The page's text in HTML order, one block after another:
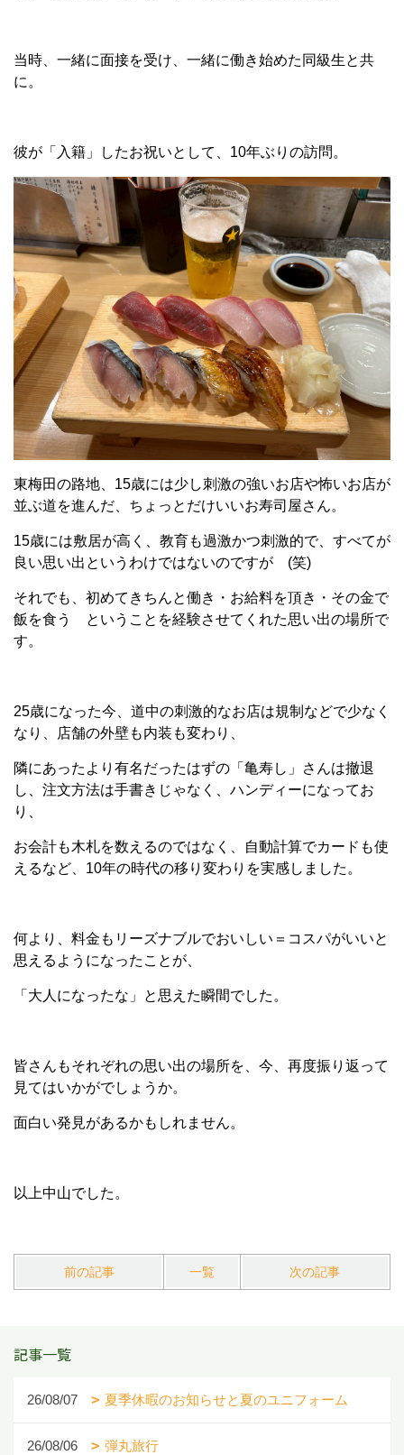
当時、一緒に面接を受け、一緒に働き始めた同級生と共
に。
彼が「入籍」したお祝いとして、10年ぶりの訪問。
東梅田の路地、15歳には少し刺激の強いお店や怖いお店が
並ぶ道を進んだ、ちょっとだけいいお寿司屋さん。
15歳には敷居が高く、教育も過激かつ刺激的で、すべてが
良い思い出というわけではないのですが (笑)
それでも、初めてきちんと働き・お給料を頂き・その金で
飯を食う ということを経験させてくれた思い出の場所で
す。
25歳になった今、道中の刺激的なお店は規制などで少なく
なり、店舗の外壁も内装も変わり、
隣にあったより有名だったはずの「亀寿し」さんは撤退
し、注文方法は手書きじゃなく、ハンディーになってお
り、
お会計も木札を数えるのではなく、自動計算でカードも使
えるなど、10年の時代の移り変わりを実感しました。
何より、料金もリーズナブルでおいしい＝コスパがいいと
思えるようになったことが、
「大人になったな」と思えた瞬間でした。
皆さんもそれぞれの思い出の場所を、今、再度振り返って
見てはいかがでしょうか。
面白い発見があるかもしれません。
以上中山でした。
前の記事 一覧 次の記事
記事一覧
26/08/07 夏季休暇のお知らせと夏のユニフォーム
26/08/06 弾丸旅行